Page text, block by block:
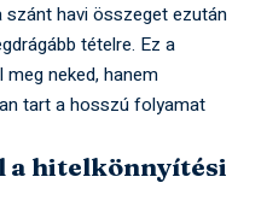
havi összeget ezután
tételre. Ez a
neked, hanem
tart a hosszú folyamat
a hitelkönnyítési